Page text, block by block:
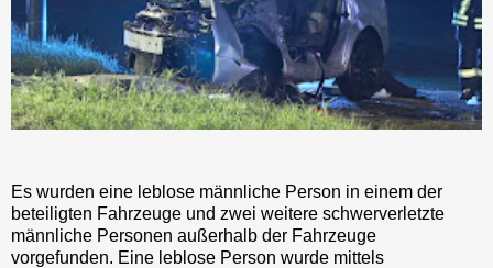
Es wurden eine leblose männliche Person in einem der
beteiligten Fahrzeuge und zwei weitere schwerverletzte
männliche Personen außerhalb der Fahrzeuge
vorgefunden. Eine leblose Person wurde mittels